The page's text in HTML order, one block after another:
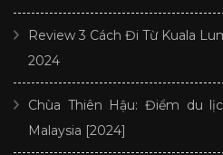
Review 3 Cách Đi Từ Kuala
2024
Chùa Thiên Hậu: Điểm du
Malaysia [2024]